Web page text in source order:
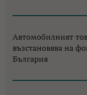
Автомобилният
възстановява на
България